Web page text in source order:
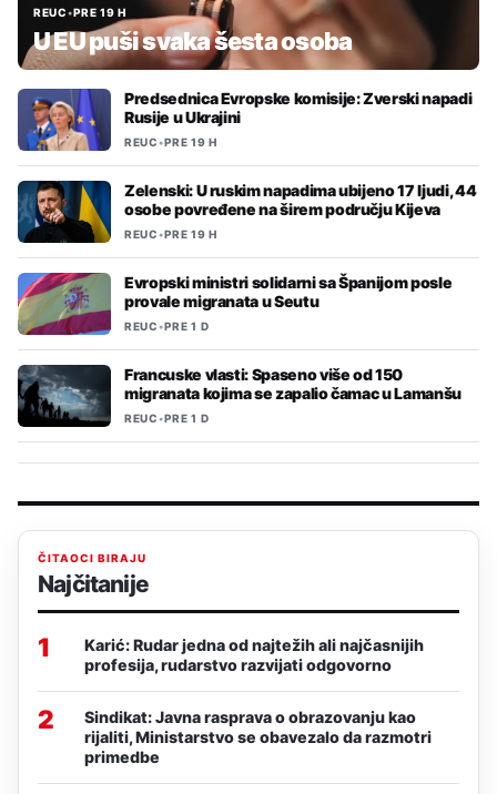
REUC•PRE 19 H
U EU puši svaka šesta osoba
Predsednica Evropske komisije: Zverski napadi
Rusije u Ukrajini
REUC•PRE 19 H
Zelenski: U ruskim napadima ubijeno 17 ljudi, 44
osobe povređene na širem području Kijeva
REUC•PRE 19 H
Evropski ministri solidarni sa Španijom posle
provale migranata u Seutu
REUC•PRE 1 D
Francuske vlasti: Spaseno više od 150
migranata kojima se zapalio čamac u Lamanšu
REUC•PRE 1 D
ČITAOCI BIRAJU
Najčitanije
1
Karić: Rudar jedna od najtežih ali najčasnijih
profesija, rudarstvo razvijati odgovorno
2
Sindikat: Javna rasprava o obrazovanju kao
rijaliti, Ministarstvo se obavezalo da razmotri
primedbe